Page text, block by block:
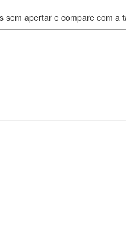
sem apertar e compare com